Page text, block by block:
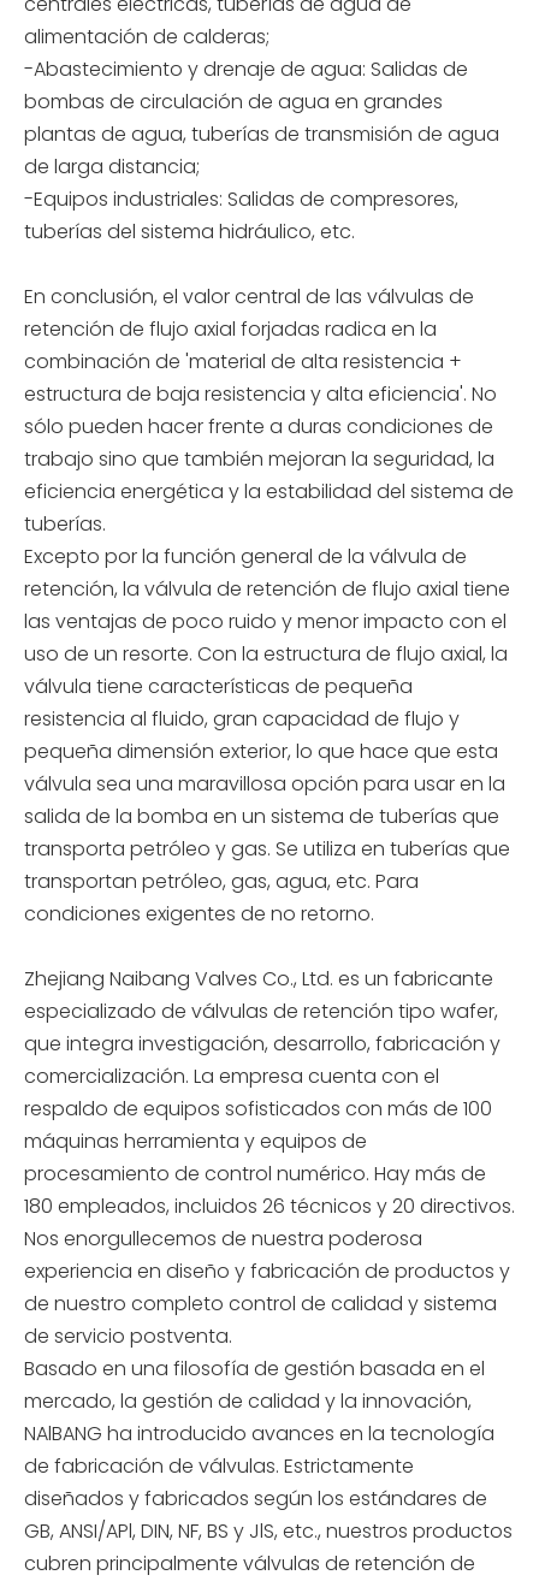
alimentación de calderas;
-Abastecimiento y drenaje de agua: Salidas de
bombas de circulación de agua en grandes
plantas de agua, tuberías de transmisión de agua
de larga distancia;
-Equipos industriales: Salidas de compresores,
tuberías del sistema hidráulico, etc.
En conclusión, el valor central de las válvulas de
retención de flujo axial forjadas radica en la
combinación de 'material de alta resistencia +
estructura de baja resistencia y alta eficiencia'. No
sólo pueden hacer frente a duras condiciones de
trabajo sino que también mejoran la seguridad, la
eficiencia energética y la estabilidad del sistema de
tuberías.
Excepto por la función general de la válvula de
retención, la válvula de retención de flujo axial tiene
las ventajas de poco ruido y menor impacto con el
uso de un resorte. Con la estructura de flujo axial, la
válvula tiene características de pequeña
resistencia al fluido, gran capacidad de flujo y
pequeña dimensión exterior, lo que hace que esta
válvula sea una maravillosa opción para usar en la
salida de la bomba en un sistema de tuberías que
transporta petróleo y gas. Se utiliza en tuberías que
transportan petróleo, gas, agua, etc. Para
condiciones exigentes de no retorno.
Zhejiang Naibang Valves Co., Ltd. es un fabricante
especializado de válvulas de retención tipo wafer,
que integra investigación, desarrollo, fabricación y
comercialización. La empresa cuenta con el
respaldo de equipos sofisticados con más de 100
máquinas herramienta y equipos de
procesamiento de control numérico. Hay más de
180 empleados, incluidos 26 técnicos y 20 directivos.
Nos enorgullecemos de nuestra poderosa
experiencia en diseño y fabricación de productos y
de nuestro completo control de calidad y sistema
de servicio postventa.
Basado en una filosofía de gestión basada en el
mercado, la gestión de calidad y la innovación,
NAlBANG ha introducido avances en la tecnología
de fabricación de válvulas. Estrictamente
diseñados y fabricados según los estándares de
GB, ANSI/APl, DIN, NF, BS y JlS, etc., nuestros productos
cubren principalmente válvulas de retención de